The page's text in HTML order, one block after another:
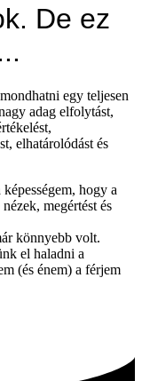
De ez
egy teljesen
adag elfolytást,
elhatárolódást és
hogy a
megértést és
könnyebb volt.
el haladni a
(és énem) a férjem